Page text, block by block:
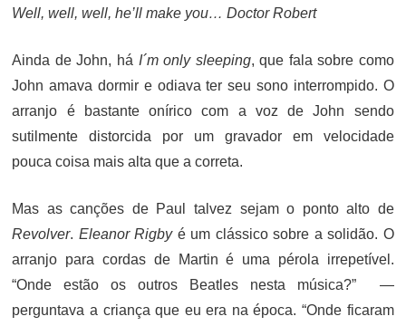
Well, well, well, he’ll make you… Doctor Robert
Ainda de John, há I´m only sleeping, que fala sobre como
John amava dormir e odiava ter seu sono interrompido. O
arranjo é bastante onírico com a voz de John sendo
sutilmente distorcida por um gravador em velocidade
pouca coisa mais alta que a correta.
Mas as canções de Paul talvez sejam o ponto alto de
Revolver. Eleanor Rigbyé um clássico sobre a solidão. O
arranjo para cordas de Martin é uma pérola irrepetível.
“Onde estão os outros Beatles nesta música?” —
perguntava a criança que eu era na época. “Onde ficaram